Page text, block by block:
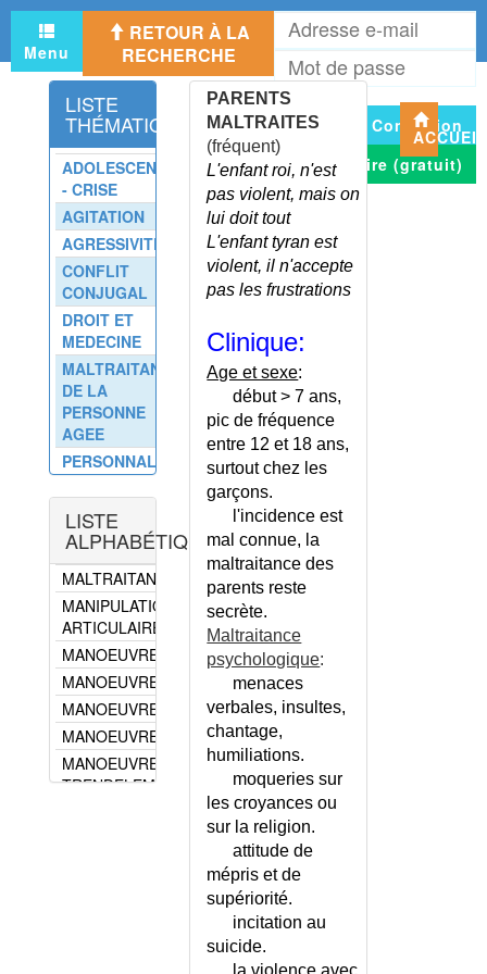
Menu
RETOUR À LA
RECHERCHE
Connexion
S'inscrire (gratuit)
LISTE
THÉMATIQUE
ADOLESCENCE
- CRISE
AGITATION
AGRESSIVITE
CONFLIT
CONJUGAL
DROIT ET
MEDECINE
MALTRAITANCE
DE LA
PERSONNE
AGEE
PERSONNALITE
PERVERSIONS
TOXICOMANIES
TROUBLE
DEFICITAIRE DE
L'ATTENTION
(TDAH)
TROUBLES
CARACTERIELS
DE L'ENFANT
URGENCE
PSYCHIATRIQUE
VIOLENCES
LISTE
ALPHABÉTIQUE
maladie)
MALADIE PROFESSIONNELLE
MALAISE DU NOURRISSON
MALFORMATIONS DE L'HYMEN
MALFORMATIONS DES VOIES
URINAIRES
MALFORMATIONS DU PENIS
MALFORMATIONS GENITALES
CHEZ L'HOMME
MALFORMATIONS GENITALES
CHEZ LA FEMME
MALFORMATIONS
NEUROLOGIQUES
MALFORMATIONS UTERINES
MALLORY-WEISS (SYNDROME
DE)
MALNUTRITION
MALTRAITANCE DE L'ENFANT
MALTRAITANCE DE L'ENFANT -
SIGNALEMENT
MALTRAITANCE DE LA
PERSONNE AGEE
MALTRAITANCE DES PARENTS
MANIPULATIONS
ARTICULAIRES
MANOEUVRE D'ALLEN
MANOEUVRE DE HEIMLICH
MANOEUVRE DE PERTHES
MANOEUVRE DE SCHWARTZ
MANOEUVRE DE
TRENDELEMBOURG
MANOEUVRE DE VALSALVA
MANQUE AUX OPIACES
MARFAN (MALADIE DE)
PARENTS
MALTRAITES
(fréquent)
L'enfant roi, n'est
pas violent, mais on
lui doit tout
L'enfant tyran est
violent, il n'accepte
pas les frustrations
Clinique:
Age et sexe:
début > 7 ans,
pic de fréquence
entre 12 et 18 ans,
surtout chez les
garçons.
l'incidence est
mal connue, la
maltraitance des
parents reste
secrète.
Maltraitance
psychologique:
menaces
verbales, insultes,
chantage,
humiliations.
moqueries sur
les croyances ou
sur la religion.
attitude de
mépris et de
supériorité.
incitation au
suicide.
la violence avec